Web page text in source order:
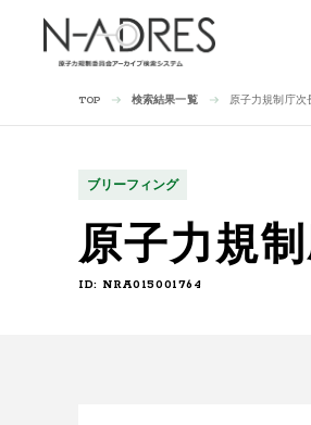
TOP 検索結果一覧 原子力規制庁
ブリーフィング
原子力規
ID: NRA015001764